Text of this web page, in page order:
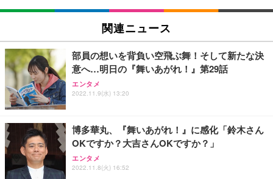
SIHOO B100 オフィスチェア／デスクチェア メッシ
ュチェア 人間工学 疲れない ブラック
￥27,999
Sezlife オフィスチェア デスクチェア 疲れない テレ
ワーク チェア 強化バックレスト 30度ロッキング機
能 人間工学 椅子 腰サポート 90度跳ね上げ式アーム
務用 おしゃれ パソコンチェア (ブラック)
Sezlife オフィスチェア デスクチェア 疲れない テレ
ワーク チェア 強化バックレスト 30度ロッキング機
能 人間工学 椅子 腰サポート 90度跳ね上げ式アーム
EIZO ビジネス向けプレミアムモニター | FlexScan
￥109,572
【純正品】27"ゲーミングモニター DualSense 充電
フック付き（CFI-ZDM1J）
【整備済み品】Dell E2724HS 27インチ 液晶モニタ
ー フルHD（1920×1080）VA 非光沢 HDMI/DisplayP
ort/VGA スピーカー内蔵 高さ調整 スイベル VESA対
Amazonベーシック ペットシーツ 厚型 ワイド 42枚
x2袋(84枚) ホワイト(吸収面:ライトブルー)
￥3,234
ネオ・ルーライフ ネオ・オムツ L 中型犬用 26枚入
り 単品
Smart Basic(スマートベーシック) 【Amazon.co.jp
限定】 Smart Basic アイリスオーヤマ ペットシーツ
超厚型 お徳用 ワイド 100枚入 (x 1) (ケース販売)
関連ニュース
部員の想いを背負い空飛ぶ舞！そして新たな決
意へ…明日の『舞いあがれ！』第29話
エンタメ
2022.11.9(水) 13:20
博多華丸、『舞いあがれ！』に感化「鈴木さん
OKですか？大吉さんOKですか？」
エンタメ
2022.11.8(火) 16:52